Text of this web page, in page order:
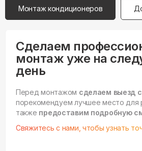
Монтаж кондиционеров
Сделаем
монтаж уже на
день
Перед монтажом сделаем выезд
порекомендуем лучшее место для
также предоставим подробную
Свяжитесь с нами, чтобы узнать